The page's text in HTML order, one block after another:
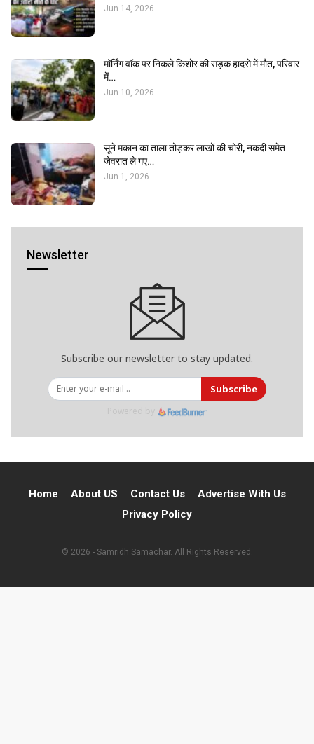
Jun 14, 2026
मॉर्निंग वॉक पर निकले किशोर की सड़क हादसे में मौत, परिवार
में…
Jun 10, 2026
सूने मकान का ताला तोड़कर लाखों की चोरी, नकदी समेत
जेवरात ले गए…
Jun 1, 2026
Newsletter
Subscribe our newsletter to stay updated.
Subscribe
Home About US Contact Us
Advertise With Us
Privacy Policy
© 2026 - Samridh Samachar. All Rights Reserved.